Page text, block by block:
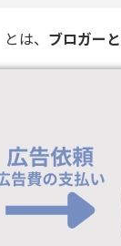
は、 ブロガー